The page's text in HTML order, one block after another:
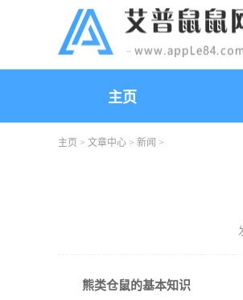
主页
主页 > 文章中心 > 新闻 >
熊类仓鼠的基本知识